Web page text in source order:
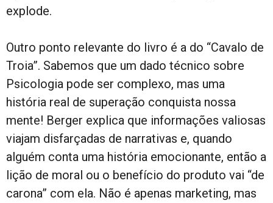
explode.
Outro ponto relevante do livro é a do “Cavalo de
Troia”. Sabemos que um dado técnico sobre
Psicologia pode ser complexo, mas uma
história real de superação conquista nossa
mente! Berger explica que informações valiosas
viajam disfarçadas de narrativas e, quando
alguém conta uma história emocionante, então a
lição de moral ou o benefício do produto vai “de
carona” com ela. Não é apenas marketing, mas